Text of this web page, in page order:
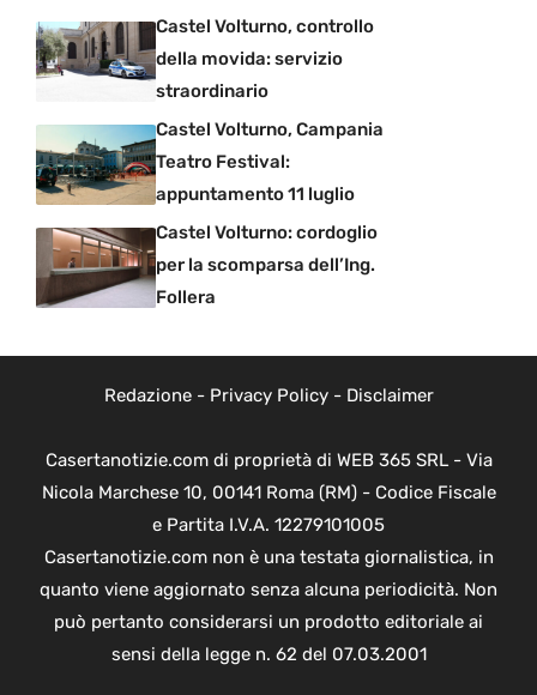
Castel Volturno, controllo
della movida: servizio
straordinario
Castel Volturno, Campania
Teatro Festival:
appuntamento 11 luglio
Castel Volturno: cordoglio
per la scomparsa dell’Ing.
Follera
Redazione- Privacy Policy- Disclaimer
Casertanotizie.com di proprietà di WEB 365 SRL - Via
Nicola Marchese 10, 00141 Roma (RM) - Codice Fiscale
e Partita I.V.A. 12279101005
Casertanotizie.com non è una testata giornalistica, in
quanto viene aggiornato senza alcuna periodicità. Non
può pertanto considerarsi un prodotto editoriale ai
sensi della legge n. 62 del 07.03.2001